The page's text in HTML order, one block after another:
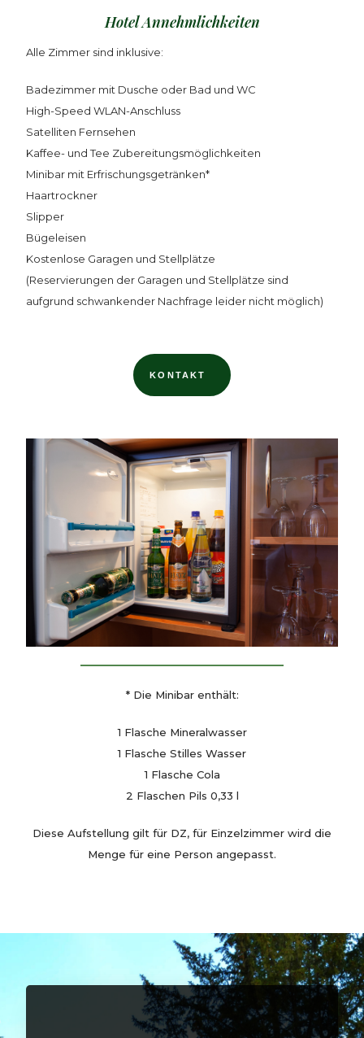
Hotel Annehmlichkeiten
Alle Zimmer sind inklusive:
Badezimmer mit Dusche oder Bad und WC
High-Speed WLAN-Anschluss
Satelliten Fernsehen
Kaffee- und Tee Zubereitungsmöglichkeiten
Minibar mit Erfrischungsgetränken*
Haartrockner
Slipper
Bügeleisen
Kostenlose Garagen und Stellplätze
(Reservierungen der Garagen und Stellplätze sind
aufgrund schwankender Nachfrage leider nicht möglich)
KONTAKT
* Die Minibar enthält:
1 Flasche Mineralwasser
1 Flasche Stilles Wasser
1 Flasche Cola
2 Flaschen Pils 0,33 l
Diese Aufstellung gilt für DZ, für Einzelzimmer wird die
Menge für eine Person angepasst.